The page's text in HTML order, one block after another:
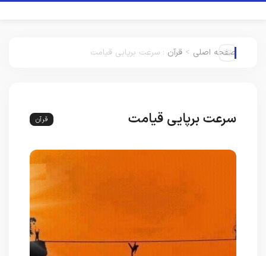
صفحه اصلی > قرآن : سرعت برپایی قیامت
سرعت برپایی قیامت قرآن